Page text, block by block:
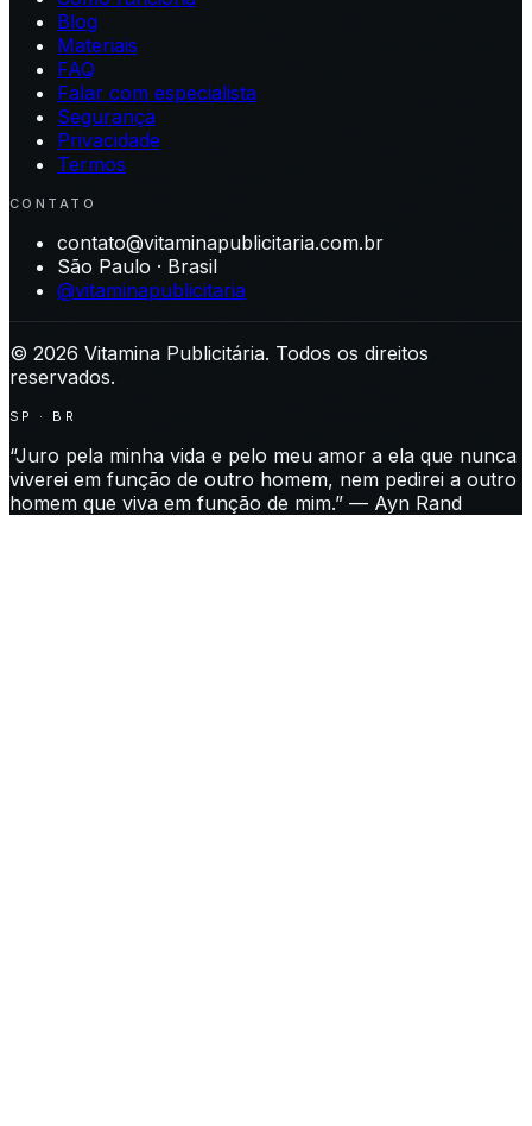
Blog
Materiais
FAQ
Falar com especialista
Segurança
Privacidade
Termos
CONTATO
contato@vitaminapublicitaria.com.br
São Paulo · Brasil
@vitaminapublicitaria
© 2026 Vitamina Publicitária. Todos os direitos
reservados.
SP · BR
“Juro pela minha vida e pelo meu amor a ela que nunca
viverei em função de outro homem, nem pedirei a outro
homem que viva em função de mim.” — Ayn Rand